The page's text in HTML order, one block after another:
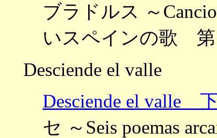
ブラドルス ～
いスペインの歌
Desciende el valle
Desciende el valle
セ ～Seis poemas